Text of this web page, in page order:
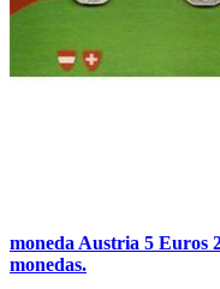
moneda Austria 5 Euros
monedas.